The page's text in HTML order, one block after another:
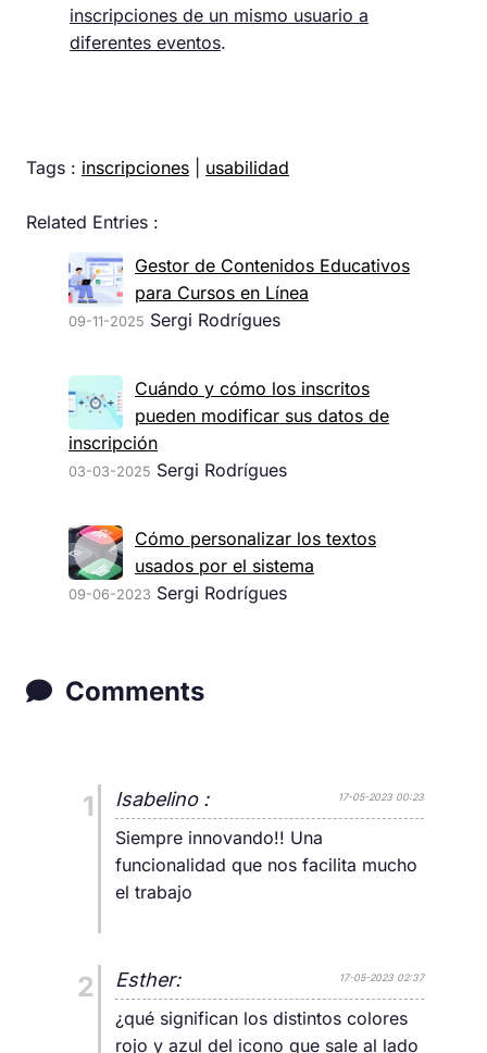
inscripciones de un mismo usuario a
diferentes eventos.
Tags : inscripciones usabilidad
Related Entries :
Gestor de Contenidos Educativos
para Cursos en Línea
09-11-2025 Sergi Rodrígues
Cuándo y cómo los inscritos
pueden modificar sus datos de
inscripción
03-03-2025 Sergi Rodrígues
Cómo personalizar los textos
usados por el sistema
09-06-2023 Sergi Rodrígues
Comments
1 Isabelino : 17-05-2023 00:23
Siempre innovando!! Una
funcionalidad que nos facilita mucho
el trabajo
2 Esther: 17-05-2023 02:37
¿qué significan los distintos colores
rojo y azul del icono que sale al lado